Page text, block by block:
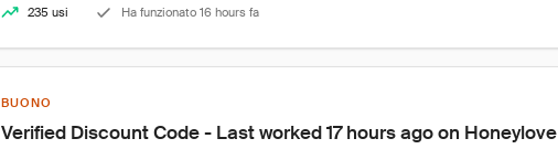
235 usi Ha funzionato 16 hours fa
BUONO
Verified Discount Code - Last worked 17 hours ago on Honeylove